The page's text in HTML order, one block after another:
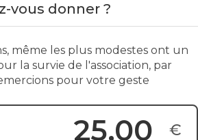
vous donner ?
même les plus modestes ont un
la survie de l'association, par
pour votre geste
€